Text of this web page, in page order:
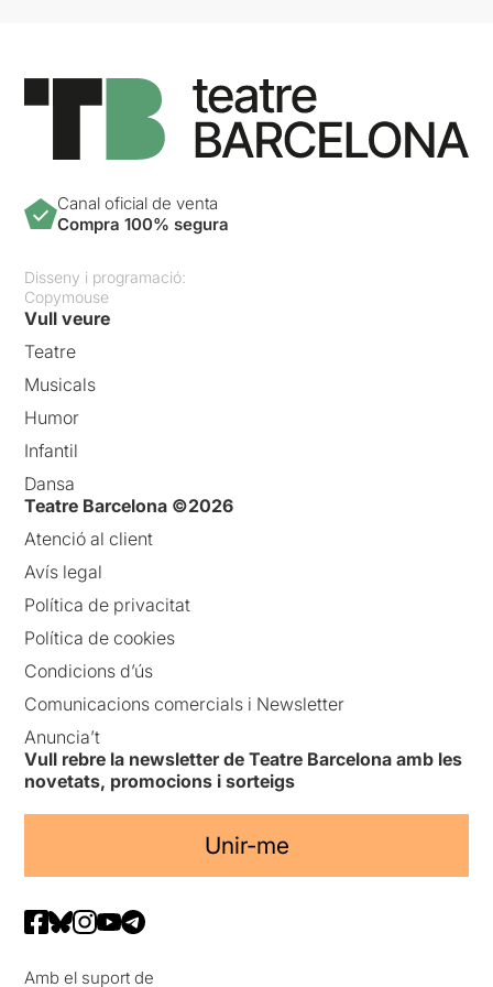
trobar-se després, es
passaven el contacte i tot va
ser com una gran teràpia de
grup alliberadora.
Canal oficial de venta
Compra 100% segura
Disseny i programació:
Copymouse
Vull veure
Teatre
Musicals
Humor
Infantil
Dansa
Teatre Barcelona ©2026
Atenció al client
Avís legal
Política de privacitat
Política de cookies
Condicions d’ús
Comunicacions comercials i Newsletter
Anuncia’t
Vull rebre la newsletter de Teatre Barcelona amb les
novetats, promocions i sorteigs
Unir-me
Amb el suport de